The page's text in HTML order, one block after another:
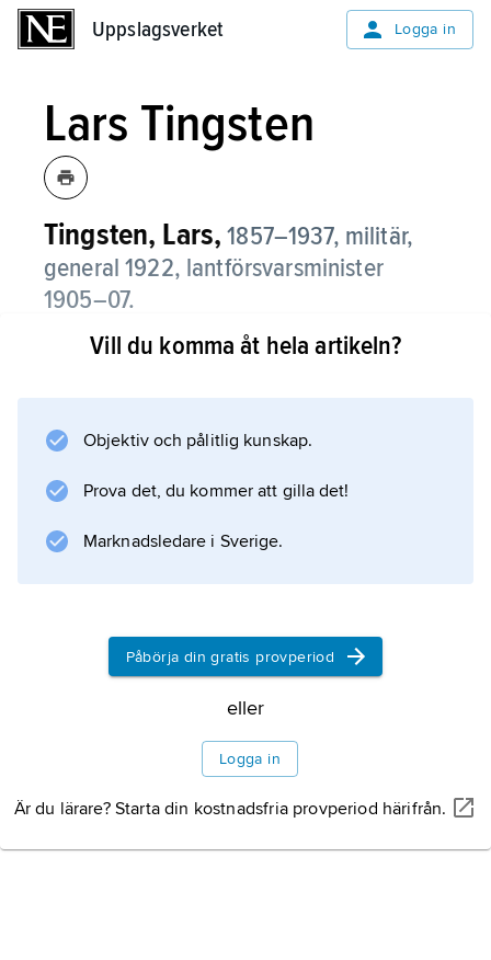
Uppslagsverket Logga in
Lars Tingsten
Tingsten, Lars, 1857–1937, militär,
general 1922, lantförsvarsminister
1905–07.
T. blev officer 1878 och generalmajor 1906.
infanteriet 1915–19 samt chef för
skrifter om strategi, taktik, krigshistoria och
försvarspolitik. Hans memoarer,
Hågkomster
Vill du komma åt hela artikeln?
Objektiv och pålitlig kunskap.
Prova det, du kommer att gilla det!
Marknadsledare i Sverige.
Påbörja din gratis provperiod
eller
Logga in
Är du lärare? Starta din kostnadsfria provperiod härifrån.